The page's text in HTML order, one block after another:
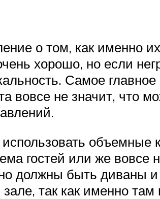
о том, как именно
хорошо, но если
Самое главное
вовсе не значит, что
объемные
гостей или же вовсе
должны быть диваны
так как именно